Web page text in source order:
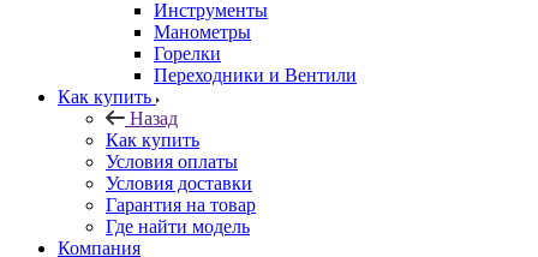
Инструменты
Манометры
Горелки
Переходники и Вентили
Как купить
Назад
Как купить
Условия оплаты
Условия доставки
Гарантия на товар
Где найти модель
Компания